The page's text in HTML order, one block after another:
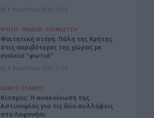
8 Αυγούστου 2026 13:10
ΚΡΗΤΗ • ΠΑΙΔΕΙΑ - ΕΚΠΑΙΔΕΥΣΗ
Φοιτητική στέγη: Πόλη της Κρήτης
στις ακριβότερες της χώρας με
ενοίκια “φωτιά”
8 Αυγούστου 2026 11:53
ΔΉΜΟΣ ΚΙΣΆΜΟΥ
Κίσαμος: Η ανακοίνωση της
Αστυνομίας για τις δύο συλλήψεις
στο Λαφονήσι